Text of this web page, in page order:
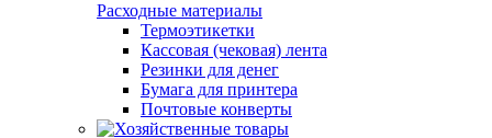
Расходные материалы
Термоэтикетки
Кассовая (чековая) лента
Резинки для денег
Бумага для принтера
Почтовые конверты